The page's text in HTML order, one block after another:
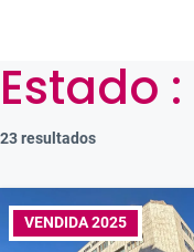
Estado :
23 resultados
VENDIDA 2025